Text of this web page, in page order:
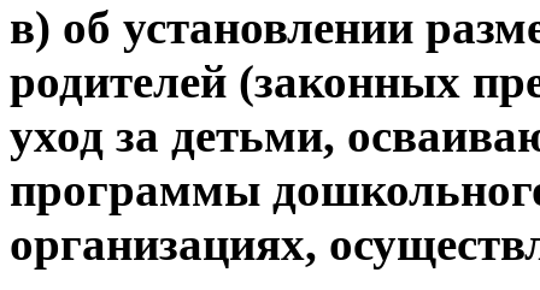
в) об установлении
родителей (законных
уход за детьми,
программы
организациях,